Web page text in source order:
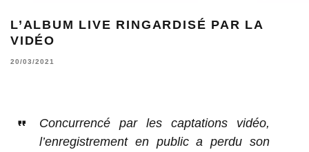
L’ALBUM LIVE RINGARDISÉ PAR LA
VIDÉO
20/03/2021
Concurrencé par les captations vidéo,
l’enregistrement en public a perdu son